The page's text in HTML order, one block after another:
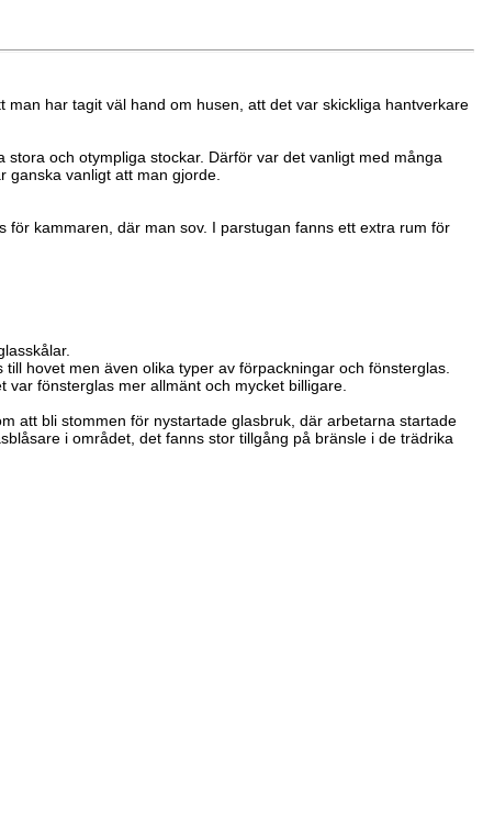
har tagit väl hand om husen, att det var skickliga hantverkare
och otympliga stockar. Därför var det vanligt med många
vanligt att man gjorde.
kammaren, där man sov. I parstugan fanns ett extra rum för
hovet men även olika typer av förpackningar och fönsterglas.
fönsterglas mer allmänt och mycket billigare.
att bli stommen för nystartade glasbruk, där arbetarna startade
i området, det fanns stor tillgång på bränsle i de trädrika